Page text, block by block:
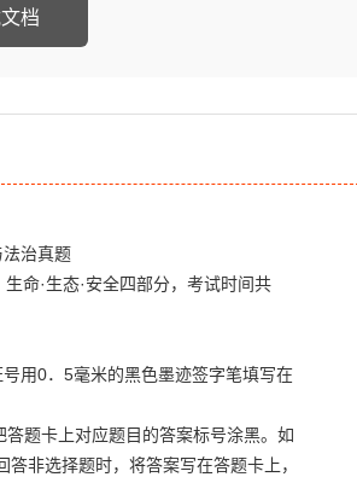
档
命·生态·安全四部分，考试时间共
用0．5毫米的黑色墨迹签字笔填写在
题卡上对应题目的答案标号涂黑。如
非选择题时，将答案写在答题卡上，